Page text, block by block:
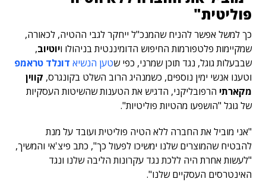
פוליטית"
כך למשל אפשר להניח שהמנכ"ל ייחקר לגבי ההטיה, לכאורה,
שמקיימות פלטפורמות החיפוש הדומיננטית בניהולו ויוטיוב,
שבבעלות גוגל, נגד תוכן שמרני, כפי שטען הנשיא דונלד טראמפ
וטענו אנשי ימין נוספים, כשמנהיג הרוב השלט בקונגרס, קווין
מקארתי הרפובליקני, הדגיש את הטענות שהשיטות העסקיות
של גוגל "הושפעו מהטיות פוליטיות".
"אני מוביל את החברה ללא הטיה פוליטית ועובד על מנת
להבטיח שהמוצרים שלנו ימשיכו לפעול כך", כתב פיצ'אי והמשיך,
"לעשות אחרת היה ללכת נגד עקרונות הליבה שלנו ונגד
האינטרסים העסקיים שלנו".